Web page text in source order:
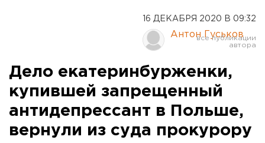
16 ДЕКАБРЯ 2020 В 09:32
Антон Гуськов
Дело екатеринбурженки,
купившей запрещенный
антидепрессант в Польше,
вернули из суда прокурору